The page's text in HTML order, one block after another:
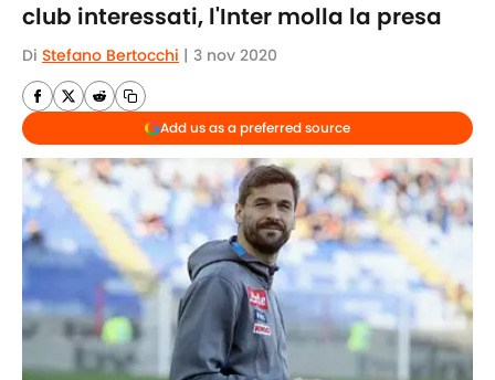
club interessati, l'Inter molla la presa
Di Stefano Bertocchi | 3 nov 2020
Add us as a preferred source